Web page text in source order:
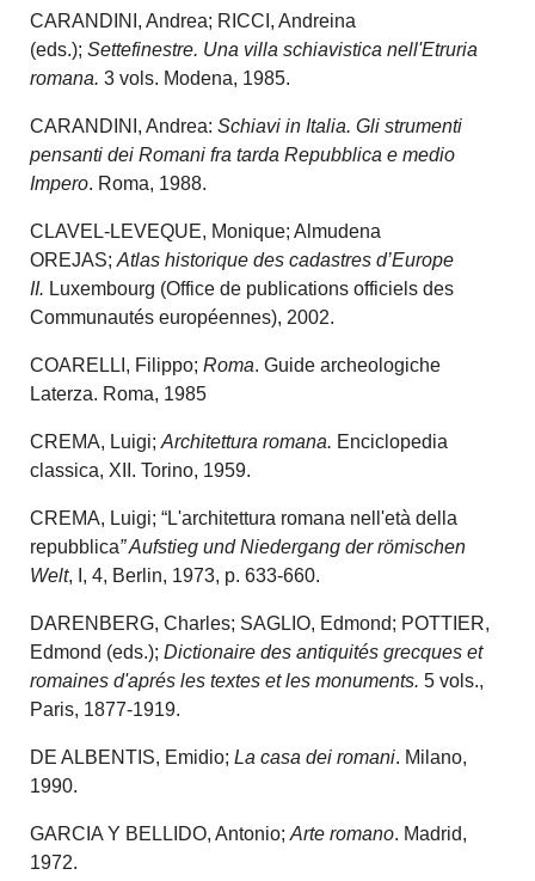
CARANDINI, Andrea; RICCI, Andreina
(eds.);Settefinestre. Una villa schiavistica nell'Etruria
romana.3 vols. Modena, 1985.
CARANDINI, Andrea:Schiavi in Italia. Gli strumenti
pensanti dei Romani fra tarda Repubblica e medio
Impero. Roma, 1988.
CLAVEL-LEVEQUE, Monique; Almudena
OREJAS;Atlas historique des cadastres d’Europe
II. Luxembourg (Office de publications officiels des
Communautés européennes), 2002.
COARELLI, Filippo;Roma. Guide archeologiche
Laterza. Roma, 1985
CREMA, Luigi;Architettura romana. Enciclopedia
classica, XII. Torino, 1959.
CREMA, Luigi; “L'architettura romana nell'età della
repubblica” Aufstieg und Niedergang der römischen
Welt, I, 4, Berlin, 1973, p. 633-660.
DARENBERG, Charles; SAGLIO, Edmond; POTTIER,
Edmond (eds.);Dictionaire des antiquités grecques et
romaines d'aprés les textes et les monuments.5 vols.,
Paris, 1877-1919.
DE ALBENTIS, Emidio;La casa dei romani. Milano,
1990.
GARCIA Y BELLIDO, Antonio;Arte romano. Madrid,
1972.